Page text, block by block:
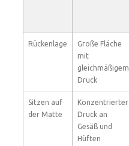
Rückenlage
Große Fläche
mit
gleichmäßigem
Druck
Sitzen auf
der Matte
Konzentrierter
Druck an
Gesäß und
Hüften